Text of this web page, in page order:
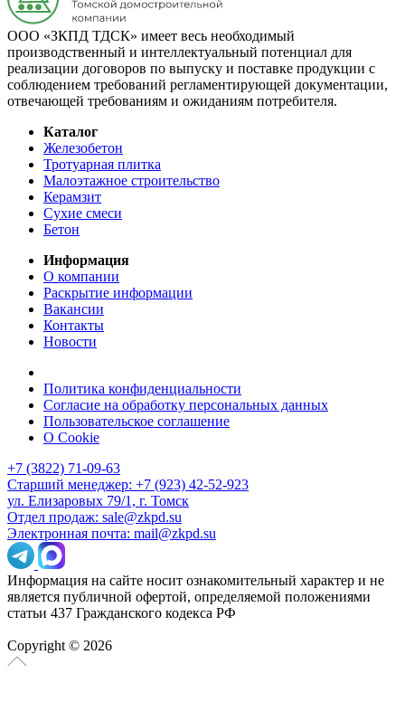
ООО «ЗКПД ТДСК» имеет весь необходимый
производственный и интеллектуальный потенциал для
реализации договоров по выпуску и поставке продукции с
соблюдением требований регламентирующей документации,
отвечающей требованиям и ожиданиям потребителя.
Каталог
Железобетон
Тротуарная плитка
Малоэтажное строительство
Керамзит
Сухие смеси
Бетон
Информация
О компании
Раскрытие информации
Вакансии
Контакты
Новости
Политика конфиденциальности
Согласие на обработку персональных данных
Пользовательское соглашение
О Cookie
+7 (3822) 71-09-63
Старший менеджер: +7 (923) 42-52-923
ул. Елизаровых 79/1, г. Томск
Отдел продаж: sale@zkpd.su
Электронная почта: mail@zkpd.su
Информация на сайте носит ознакомительный характер и не
является публичной офертой, определяемой положениями
статьи 437 Гражданского кодекса РФ
Copyright © 2026